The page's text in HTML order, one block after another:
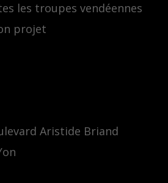
les troupes vendéennes
projet
Aristide Briand